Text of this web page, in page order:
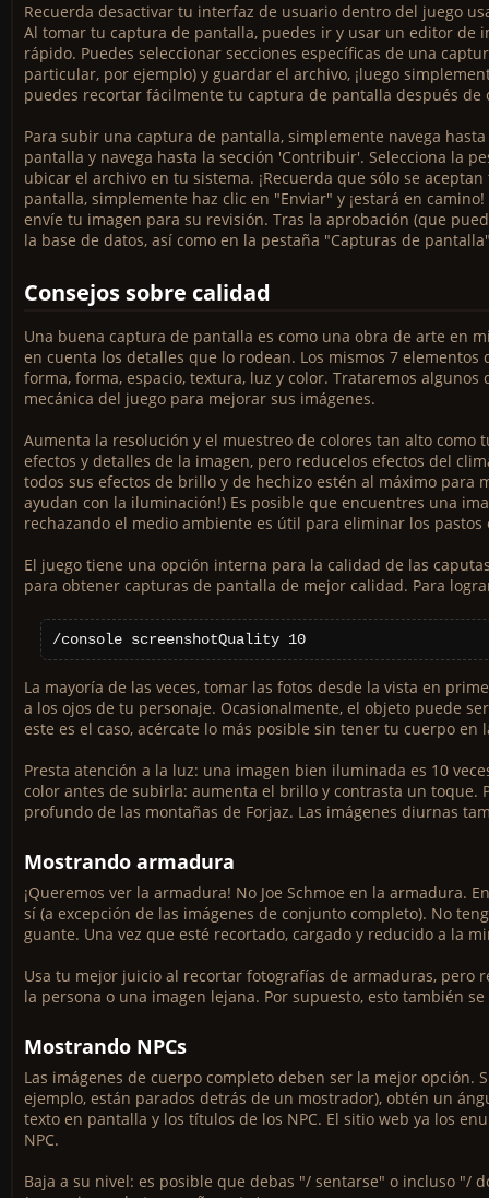
Recuerda desactivar tu interfaz de usuario dentro del juego
Al tomar tu captura de pantalla, puedes ir y usar un editor de
rápido. Puedes seleccionar secciones específicas de una
particular, por ejemplo) y guardar el archivo, ¡luego
puedes recortar fácilmente tu captura de pantalla después
Para subir una captura de pantalla, simplemente navega
pantalla y navega hasta la sección 'Contribuir'. Selecciona la
ubicar el archivo en tu sistema. ¡Recuerda que sólo se
pantalla, simplemente haz clic en "Enviar" y ¡estará en
envíe tu imagen para su revisión. Tras la aprobación (que
la base de datos, así como en la pestaña "Capturas de
Consejos sobre calidad
Una buena captura de pantalla es como una obra de arte en
en cuenta los detalles que lo rodean. Los mismos 7
forma, forma, espacio, textura, luz y color. Trataremos
mecánica del juego para mejorar sus imágenes.
Aumenta la resolución y el muestreo de colores tan alto
efectos y detalles de la imagen, pero reducelos efectos del
todos sus efectos de brillo y de hechizo estén al máximo
ayudan con la iluminación!) Es posible que encuentres una
rechazando el medio ambiente es útil para eliminar los pastos
El juego tiene una opción interna para la calidad de las
para obtener capturas de pantalla de mejor calidad. Para
/console screenshotQuality 10
La mayoría de las veces, tomar las fotos desde la vista en
a los ojos de tu personaje. Ocasionalmente, el objeto puede
este es el caso, acércate lo más posible sin tener tu cuerpo
Presta atención a la luz: una imagen bien iluminada es 10
color antes de subirla: aumenta el brillo y contrasta un toque.
profundo de las montañas de Forjaz. Las imágenes diurnas
Mostrando armadura
¡Queremos ver la armadura! No Joe Schmoe en la armadura.
sí (a excepción de las imágenes de conjunto completo). No
guante. Una vez que esté recortado, cargado y reducido a la
Usa tu mejor juicio al recortar fotografías de armaduras, pero
la persona o una imagen lejana. Por supuesto, esto también
Mostrando NPCs
Las imágenes de cuerpo completo deben ser la mejor
ejemplo, están parados detrás de un mostrador), obtén un
texto en pantalla y los títulos de los NPC. El sitio web ya los
NPC.
Baja a su nivel: es posible que debas "/ sentarse" o incluso "/